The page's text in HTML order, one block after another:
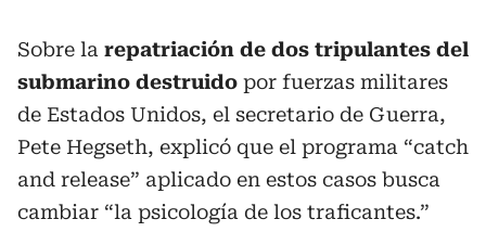
Sobre la repatriación de dos tripulantes del
submarino destruido por fuerzas militares
de Estados Unidos, el secretario de Guerra,
Pete Hegseth, explicó que el programa “catch
and release” aplicado en estos casos busca
cambiar “la psicología de los traficantes.”